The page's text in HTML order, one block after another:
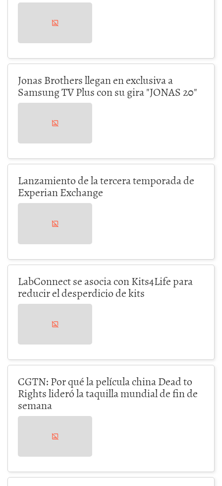
Jonas Brothers llegan en exclusiva a
Samsung TV Plus con su gira "JONAS 20"
Lanzamiento de la tercera temporada de
Experian Exchange
LabConnect se asocia con Kits4Life para
reducir el desperdicio de kits
CGTN: Por qué la película china Dead to
Rights lideró la taquilla mundial de fin de
semana